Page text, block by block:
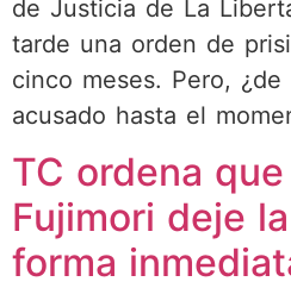
de Justicia de La
tarde una orden de
cinco meses. Pero,
acusado hasta el
TC ordena
Fujimori deje
forma